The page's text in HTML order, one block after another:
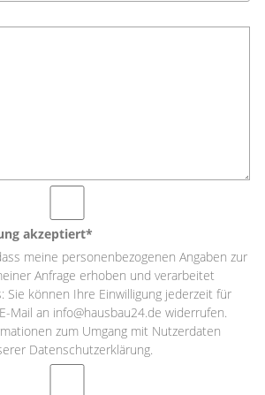
akzeptiert*
meine personenbezogenen Angaben zur
Anfrage erhoben und verarbeitet
Sie können Ihre Einwilligung jederzeit für
Mail an info@hausbau24.de widerrufen.
zum Umgang mit Nutzerdaten
Datenschutzerklärung.